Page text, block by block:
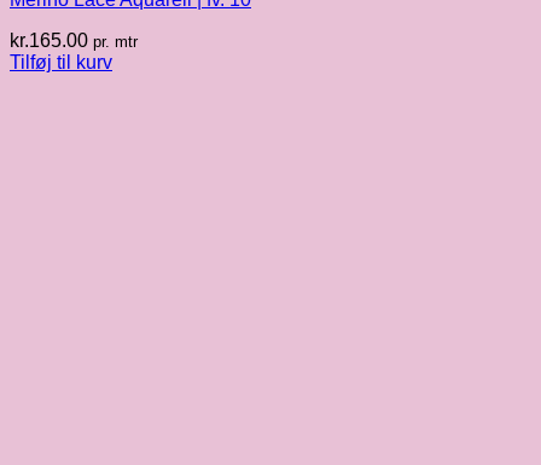
kr.165.00 pr. mtr
Tilføj til kurv